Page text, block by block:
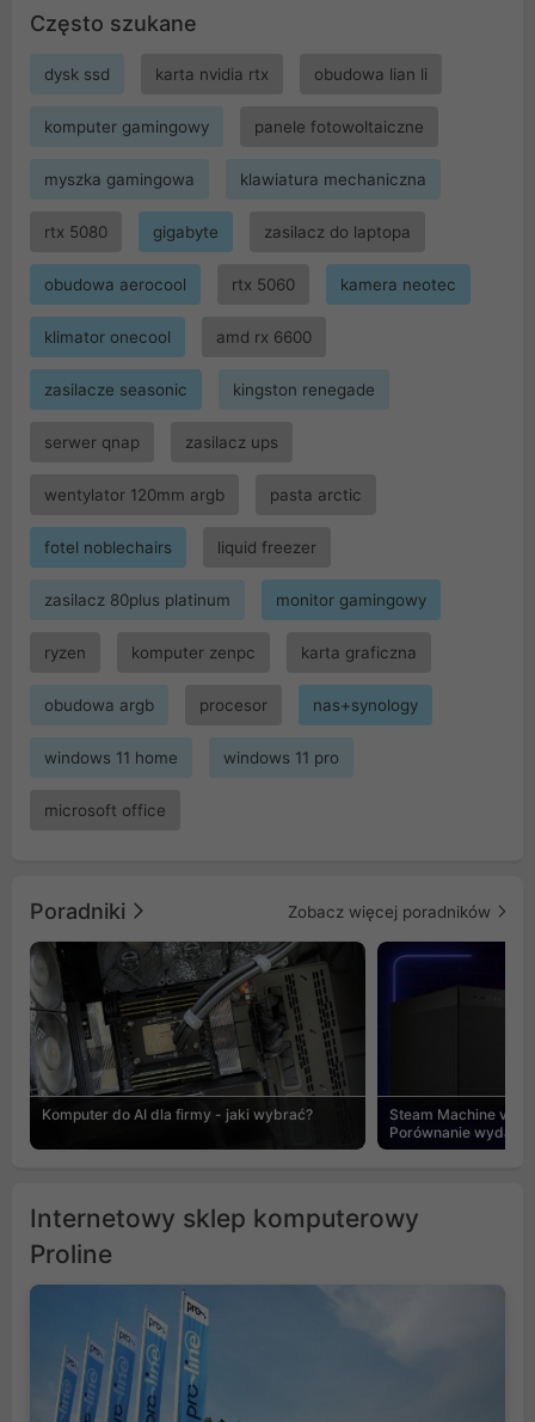
Często szukane
dysk ssd karta nvidia rtx obudowa lian li
komputer gamingowy panele fotowoltaiczne
myszka gamingowa klawiatura mechaniczna
rtx 5080 gigabyte zasilacz do laptopa
obudowa aerocool rtx 5060 kamera neotec
klimator onecool amd rx 6600
zasilacze seasonic kingston renegade
serwer qnap zasilacz ups
wentylator 120mm argb pasta arctic
fotel noblechairs liquid freezer
zasilacz 80plus platinum monitor gamingowy
ryzen komputer zenpc karta graficzna
obudowa argb procesor nas+synology
windows 11 home windows 11 pro
microsoft office
Poradniki Zobacz więcej poradników
Komputer do AI dla firmy - jaki wybrać?
Steam Machine vs
Porównanie
Internetowy sklep komputerowy
Proline